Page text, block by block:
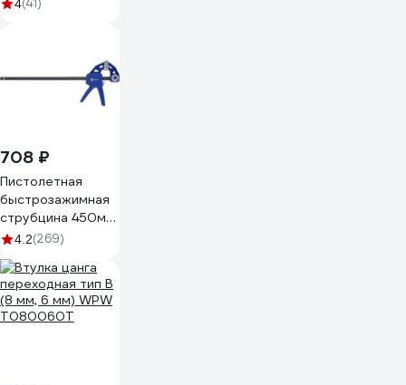
4(41)
708 ₽
Пистолетная
быстрозажимная
струбцина 450мм
КОБАЛЬТ 244-735
4.2(269)